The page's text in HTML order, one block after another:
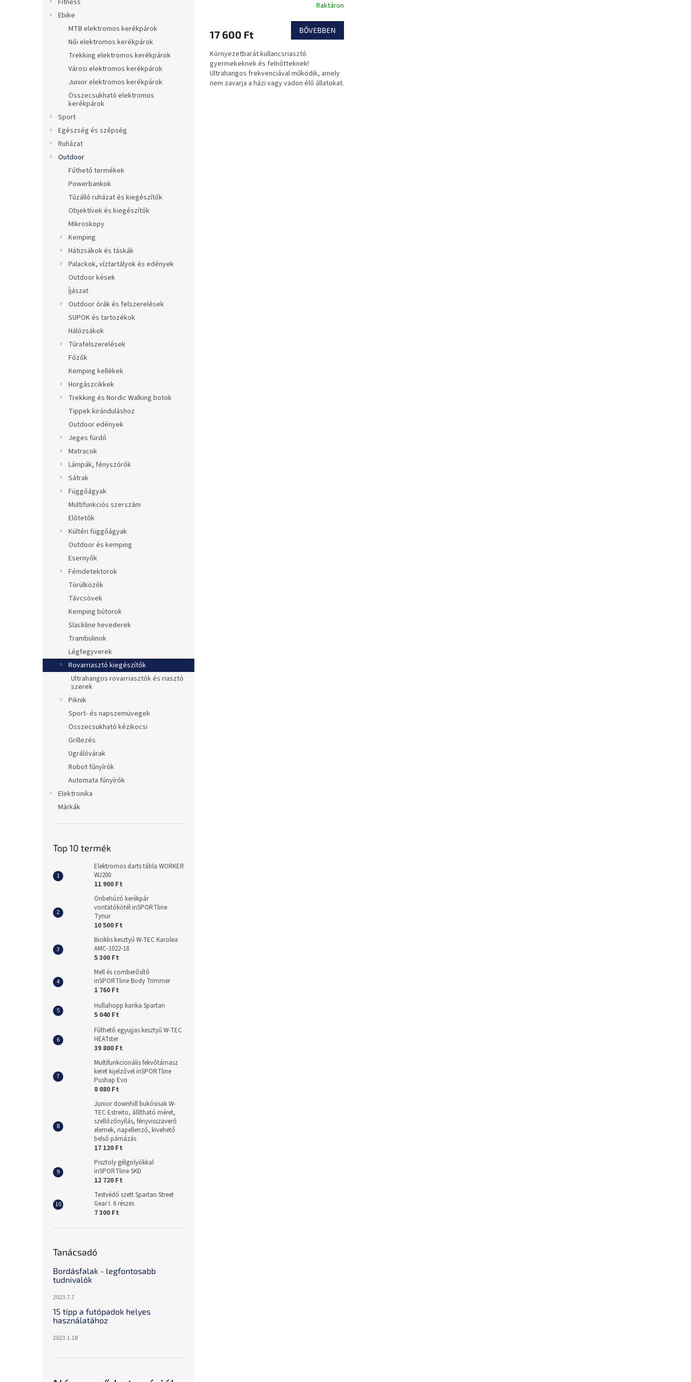
Fitness
Ebike
MTB elektromos kerékpárok
Női elektromos kerékpárok
Trekking elektromos kerékpárok
Városi elektromos kerékpárok
Junior elektromos kerékpárok
Összecsukható elektromos
kerékpárok
Sport
Egészség és szépség
Ruházat
Outdoor
Fűthető termékek
Powerbankok
Tűzálló ruházat és kiegészítők
Objektívek és kiegészítők
Mikroskopy
Kemping
Hátizsákok és táskák
Palackok, víztartályok és edények
Outdoor kések
Íjászat
Outdoor órák és felszerelések
SUPOK és tartozékok
Hálózsákok
Túrafelszerelések
Főzők
Kemping kellékek
Horgászcikkek
Trekking és Nordic Walking botok
Tippek kiránduláshoz
Outdoor edények
Jeges fürdő
Matracok
Lámpák, fényszórók
Sátrak
Függőágyak
Multifunkciós szerszám
Előtetők
Kültéri függőágyak
Outdoor és kemping
Esernyők
Fémdetektorok
Törülközők
Távcsövek
Kemping bútorok
Slackline hevederek
Trambulinok
Légfegyverek
Rovarriasztó kiegészítők
Ultrahangos rovarriasztók és riasztó
szerek
Piknik
Sport- és napszemüvegek
Összecsukható kézikocsi
Grillezés
Ugrálóvárak
Robot fűnyírók
Automata fűnyírók
Elektronika
Márkák
Top 10 termék
Elektromos darts tábla WORKER
WJ200
11 900 Ft
Önbehúzó kerékpár
vontatókötél inSPORTline
Tynur
10 500 Ft
Biciklis kesztyű W-TEC Karolea
AMC-1022-18
5 300 Ft
Mell és comberősítő
inSPORTline Body Trimmer
1 760 Ft
Hullahopp karika Spartan
5 040 Ft
Fűthető egyujjas kesztyű W-TEC
HEATster
39 800 Ft
Multifunkcionális fekvőtámasz
keret kijelzővel inSPORTline
Pushap Evo
8 080 Ft
Junior downhill bukósisak W-
TEC Estreito, állítható méret,
szellőzőnyílás, fényvisszaverő
elemek, napellenző, kivehető
belső párnázás
17 120 Ft
Pisztoly gélgolyókkal
inSPORTline SKD
12 720 Ft
Testvédő szett Spartan Street
Gear I. 6 részes
7 300 Ft
Tanácsadó
Bordásfalak - legfontosabb
tudnivalók
2023.7.7
15 tipp a futópadok helyes
használatához
2023.1.18
Raktáron
17 600 Ft BŐVEBBEN
Környezetbarát kullancsriasztó
gyermekeknek és felnőtteknek!
Ultrahangos frekvenciával működik, amely
nem zavarja a házi vagy vadon élő állatokat.